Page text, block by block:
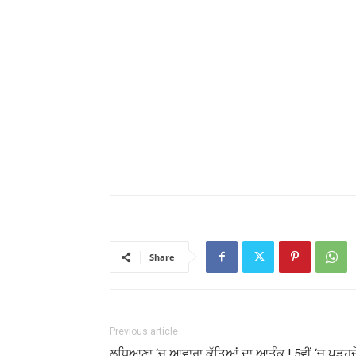
Share
Previous article